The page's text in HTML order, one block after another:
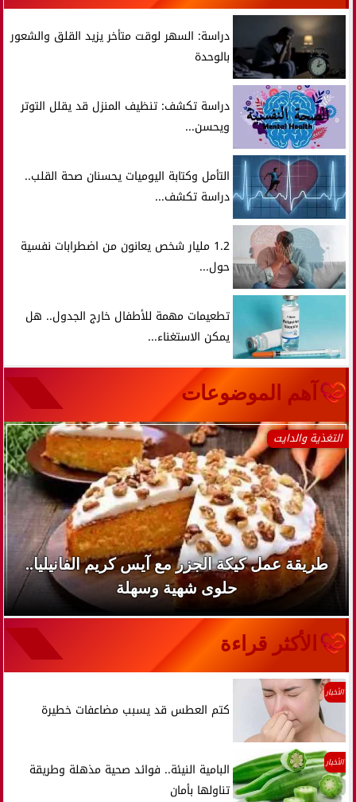
دراسة: السهر لوقت متأخر يزيد القلق والشعور
بالوحدة
دراسة تكشف: تنظيف المنزل قد يقلل التوتر
ويحسن...
التأمل وكتابة اليوميات يحسنان صحة القلب..
دراسة تكشف...
1.2 مليار شخص يعانون من اضطرابات نفسية
حول...
تطعيمات مهمة للأطفال خارج الجدول.. هل
يمكن الاستغناء...
آهم الموضوعات
التغذية والدايت
طريقة عمل كيكة الجزر مع آيس كريم الفانيليا..
حلوى شهية وسهلة
الأكثر قراءة
الأخبار
كتم العطس قد يسبب مضاعفات خطيرة
الأخبار
البامية النيئة.. فوائد صحية مذهلة وطريقة
تناولها بأمان